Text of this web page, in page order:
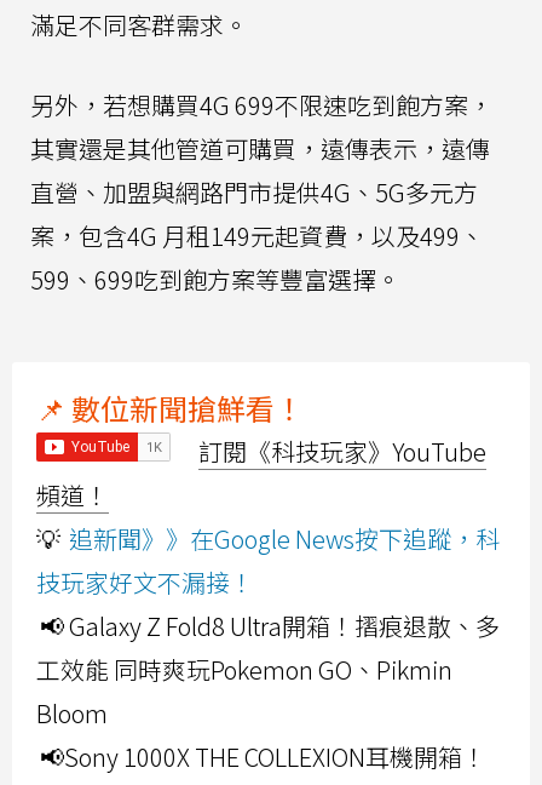
滿足不同客群需求。
另外，若想購買4G 699不限速吃到飽方案，
其實還是其他管道可購買，遠傳表示，遠傳
直營、加盟與網路門市提供4G、5G多元方
案，包含4G 月租149元起資費，以及499、
599、699吃到飽方案等豐富選擇。
📌 數位新聞搶鮮看！
訂閱《科技玩家》YouTube
頻道！
💡 追新聞》》在Google News按下追蹤，科
技玩家好文不漏接！
📢 Galaxy Z Fold8 Ultra開箱！摺痕退散、多
工效能 同時爽玩Pokemon GO、Pikmin
Bloom
📢Sony 1000X THE COLLEXION耳機開箱！